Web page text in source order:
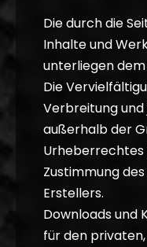
Die durch die
Inhalte und
unterliegen
Die
Verbreitung
außerhalb der
Zustimmung
Erstellers.
Downloads und
für den